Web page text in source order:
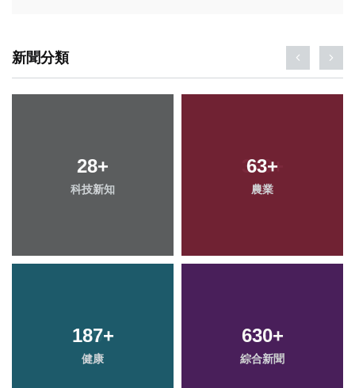
新聞分類
28+
科技新知
63+
農業
187+
健康
630+
綜合新聞